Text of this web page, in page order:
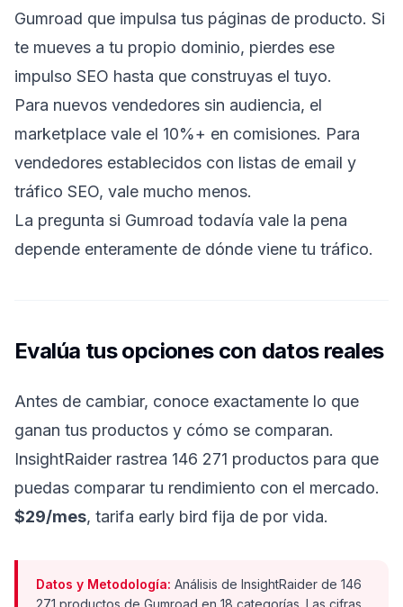
Gumroad que impulsa tus páginas de producto. Si
te mueves a tu propio dominio, pierdes ese
impulso SEO hasta que construyas el tuyo.
Para nuevos vendedores sin audiencia, el
marketplace vale el 10%+ en comisiones. Para
vendedores establecidos con listas de email y
tráfico SEO, vale mucho menos.
La pregunta si Gumroad todavía vale la pena
depende enteramente de dónde viene tu tráfico.
Evalúa tus opciones con datos reales
Antes de cambiar, conoce exactamente lo que
ganan tus productos y cómo se comparan.
InsightRaider rastrea 146 271 productos para que
puedas comparar tu rendimiento con el mercado.
$29/mes, tarifa early bird fija de por vida.
Datos y Metodología: Análisis de InsightRaider de 146
271 productos de Gumroad en 18 categorías. Las cifras